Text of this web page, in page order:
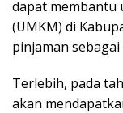
dapat membantu
(UMKM) di
pinjaman sebagai
Terlebih, pada
akan